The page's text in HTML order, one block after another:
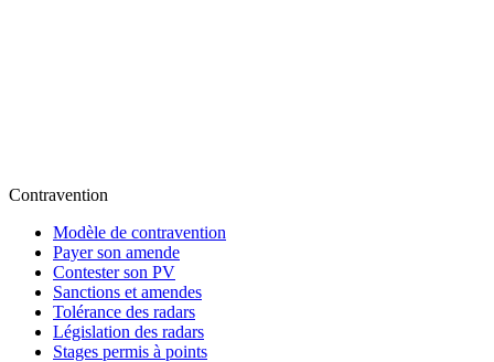
Contravention
Modèle de contravention
Payer son amende
Contester son PV
Sanctions et amendes
Tolérance des radars
Législation des radars
Stages permis à points